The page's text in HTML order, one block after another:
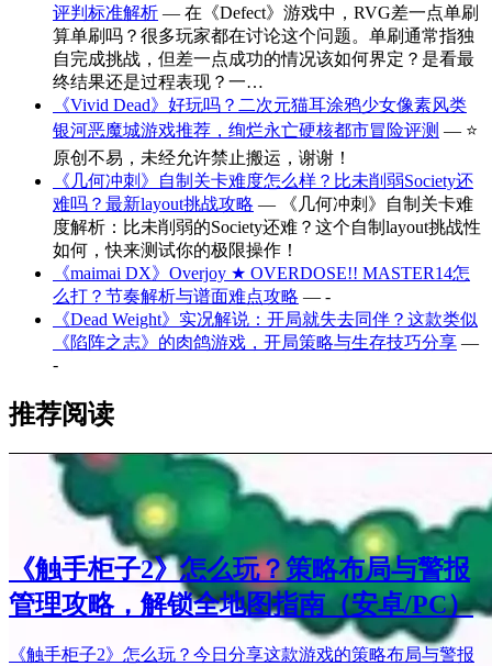
评判标准解析 — 在《Defect》游戏中，RVG差一点单刷
算单刷吗？很多玩家都在讨论这个问题。单刷通常指独
自完成挑战，但差一点成功的情况该如何界定？是看最
终结果还是过程表现？一…
《Vivid Dead》好玩吗？二次元猫耳涂鸦少女像素风类
银河恶魔城游戏推荐，绚烂永亡硬核都市冒险评测 — ⭐
原创不易，未经允许禁止搬运，谢谢！
《几何冲刺》自制关卡难度怎么样？比未削弱Society还
难吗？最新layout挑战攻略 — 《几何冲刺》自制关卡难
度解析：比未削弱的Society还难？这个自制layout挑战性
如何，快来测试你的极限操作！
《maimai DX》Overjoy ★ OVERDOSE!! MASTER14怎
么打？节奏解析与谱面难点攻略 — -
《Dead Weight》实况解说：开局就失去同伴？这款类似
《陷阵之志》的肉鸽游戏，开局策略与生存技巧分享 —
-
推荐阅读
《触手柜子2》怎么玩？策略布局与警报
管理攻略，解锁全地图指南（安卓/PC）
《触手柜子2》怎么玩？今日分享这款游戏的策略布局与警报